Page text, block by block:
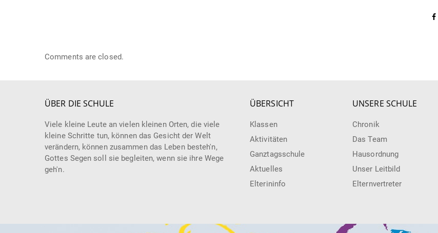
Comments are closed.
ÜBER DIE SCHULE
Viele kleine Leute an vielen kleinen Orten, die viele
kleine Schritte tun, können das Gesicht der Welt
verändern, können zusammen das Leben besteh'n,
Gottes Segen soll sie begleiten, wenn sie ihre Wege
geh'n.
ÜBERSICHT
Klassen
Aktivitäten
Ganztagsschule
Aktuelles
Elterininfo
UNSERE SCHULE
Chronik
Das Team
Hausordnung
Unser Leitbild
Elternvertreter